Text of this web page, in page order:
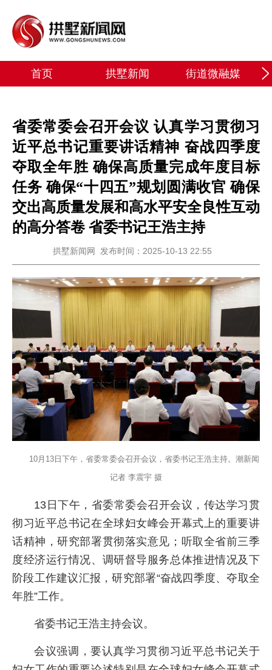
首页 拱墅新闻 街道微融媒
省委常委会召开会议 认真学习贯彻习
近平总书记重要讲话精神 奋战四季度
夺取全年胜 确保高质量完成年度目标
任务 确保“十四五”规划圆满收官 确保
交出高质量发展和高水平安全良性互动
的高分答卷 省委书记王浩主持
拱墅新闻网 发布时间：2025-10-13 22:55
10月13日下午，省委常委会召开会议，省委书记王浩主持。潮新闻
记者 李震宇 摄
13日下午，省委常委会召开会议，传达学习贯
彻习近平总书记在全球妇女峰会开幕式上的重要讲
话精神，研究部署贯彻落实意见；听取全省前三季
度经济运行情况、调研督导服务总体推进情况及下
阶段工作建议汇报，研究部署“奋战四季度、夺取全
年胜”工作。
省委书记王浩主持会议。
会议强调，要认真学习贯彻习近平总书记关于